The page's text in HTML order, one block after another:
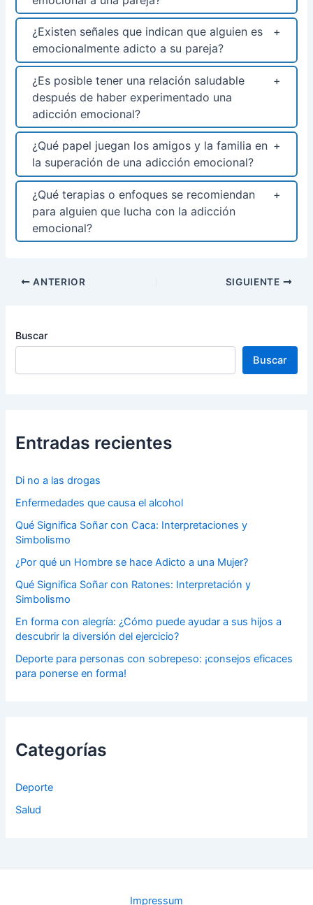
¿Existen señales que indican que alguien es
emocionalmente adicto a su pareja?
¿Es posible tener una relación saludable
después de haber experimentado una
adicción emocional?
¿Qué papel juegan los amigos y la familia en
la superación de una adicción emocional?
¿Qué terapias o enfoques se recomiendan
para alguien que lucha con la adicción
emocional?
Navegación
ANTERIOR SIGUIENTE
Buscar
Buscar
Entradas recientes
Di no a las drogas
Enfermedades que causa el alcohol
Qué Significa Soñar con Caca: Interpretaciones y
Simbolismo
¿Por qué un Hombre se hace Adicto a una Mujer?
Qué Significa Soñar con Ratones: Interpretación y
Simbolismo
En forma con alegría: ¿Cómo puede ayudar a sus hijos a
descubrir la diversión del ejercicio?
Deporte para personas con sobrepeso: ¡consejos eficaces
para ponerse en forma!
Categorías
Deporte
Salud
Impressum